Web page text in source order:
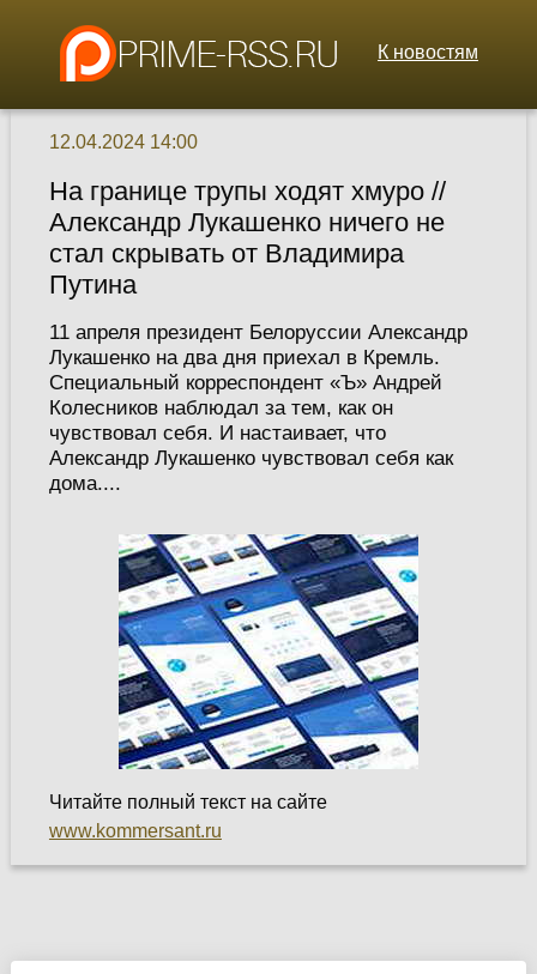
К новостям
12.04.2024 14:00
На границе трупы ходят хмуро //
Александр Лукашенко ничего не
стал скрывать от Владимира
Путина
11 апреля президент Белоруссии Александр
Лукашенко на два дня приехал в Кремль.
Специальный корреспондент «Ъ» Андрей
Колесников наблюдал за тем, как он
чувствовал себя. И настаивает, что
Александр Лукашенко чувствовал себя как
дома....
Читайте полный текст на сайте
www.kommersant.ru